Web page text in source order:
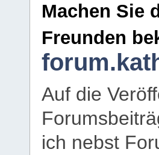
Machen Sie
Freunden
Auf die
ich nebst